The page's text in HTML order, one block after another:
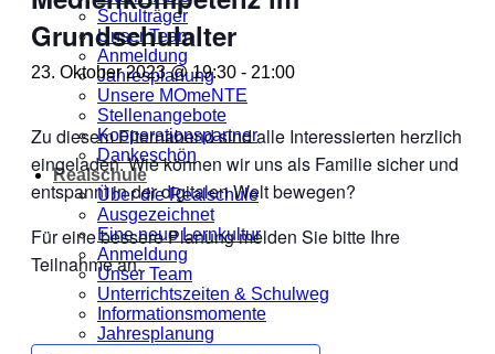
Schulträger
Unser Team
Anmeldung
Jahresplanung
Unsere MOmeNTE
Stellenangebote
Kooperationspartner
Dankeschön
Realschule
Über die Realschule
Ausgezeichnet
Eine neue Lernkultur
Anmeldung
Unser Team
Unterrichtszeiten & Schulweg
Informationsmomente
Jahresplanung
Grundschulalter
23. Oktober 2023 @ 19:30 - 21:00
Zu diesem Elternabend sind alle Interessierten herzlich
eingeladen. Wie können wir uns als Familie sicher und
entspannt in der digitalen Welt bewegen?
Für eine bessere Planung melden Sie bitte Ihre
Teilnahme an.